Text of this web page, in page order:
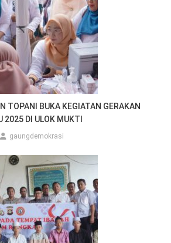
TOPANI BUKA KEGIATAN GERAKAN
2025 DI ULOK MUKTI
gaungdemokrasi